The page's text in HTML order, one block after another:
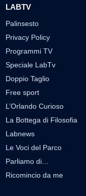
LABTV
Palinsesto
Privacy Policy
Programmi TV
Speciale LabTv
Doppio Taglio
Free sport
L’Orlando Curioso
La Bottega di Filosofia
Labnews
Le Voci del Parco
Parliamo di…
Ricomincio da me